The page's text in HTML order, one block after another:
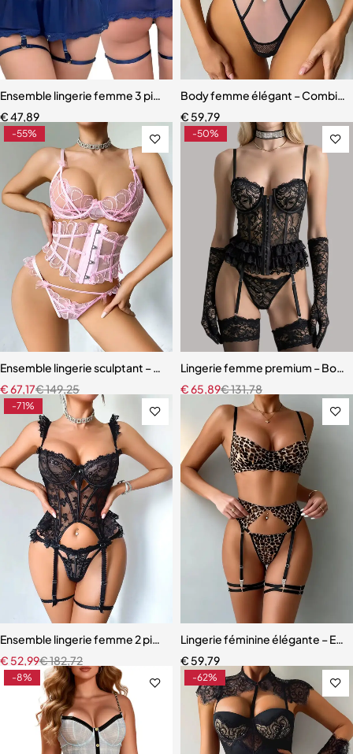
Ensemble lingerie femme 3 pièces – Soutien-gorge, culotte et
€47,89
Body femme élégant –
€ 59,79
-55%
Ensemble lingerie sculptant – Taille ajustée et broderie florale
€149,25
€67,17
-50%
Lingerie femme premium –
€131,78
€65,89
-71%
Ensemble lingerie femme 2 pièces – Dentelle à cils et broderie
€182,72
€ 52,99
Lingerie féminine élégante –
€ 59,79
-8% -62%